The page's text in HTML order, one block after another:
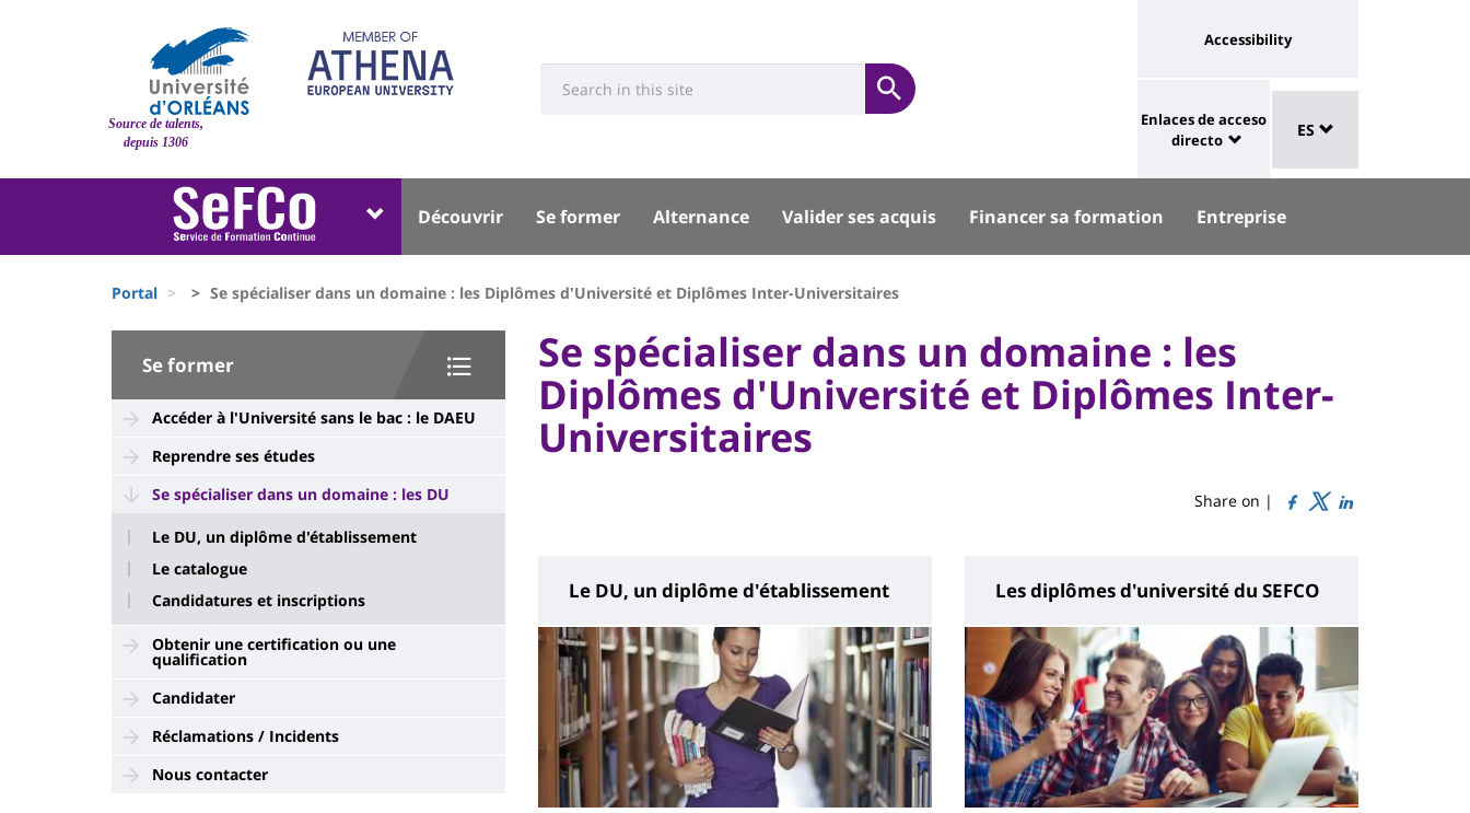
Site
Source de talents,
depuis 1306
Université
Soumettre
Réseaux
Université
lien
vers
page
accessibilité
Accessibility
University
:
Shortcut
links
Enlaces de acceso
directo
Sélecteur
de
langue
ES
Université
Block
liste
des
composantes
Menu
principal
Découvrir Se former Alternance Valider ses acquis Financer sa formation Entreprise
d'Ariane
Portal Se spécialiser dans un domaine : les Diplômes d'Université et Diplômes Inter-Universitaires
University
Sidebar
Se former
Accéder à l'Université sans le bac : le DAEU
Reprendre ses études
Se spécialiser dans un domaine : les DU
Le DU, un diplôme d'établissement
Le catalogue
Candidatures et inscriptions
Obtenir une certification ou une
qualification
Candidater
Réclamations / Incidents
Nous contacter
University
:
Main
content
Titre
de
Se spécialiser dans un domaine : les
Diplômes d'Université et Diplômes Inter-
Universitaires
Share on |
Le DU, un diplôme d'établissement Les diplômes d'université du SEFCO